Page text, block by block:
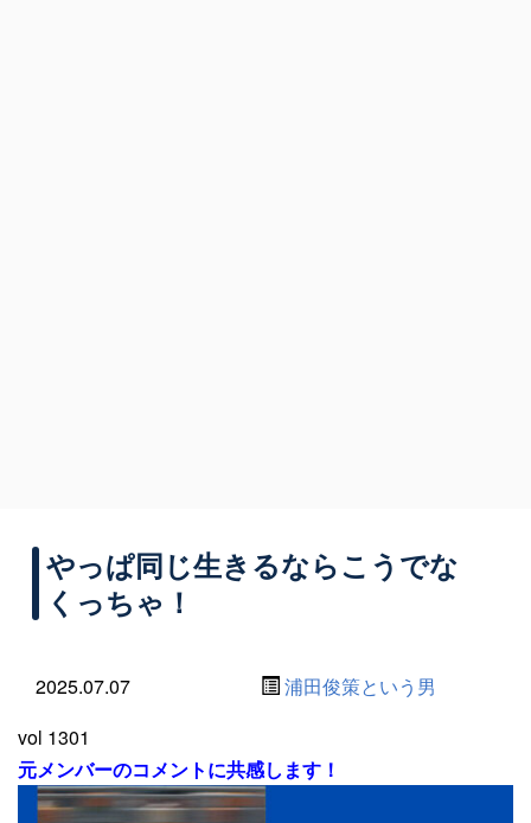
やっぱ同じ生きるならこうでな
くっちゃ！
2025.07.07
浦田俊策という男
vol 1301
元メンバーのコメントに共感します！